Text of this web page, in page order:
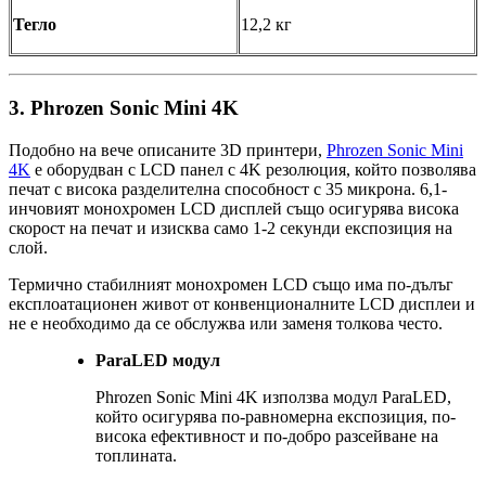
Тегло 12,2 кг
3. Phrozen Sonic Mini 4K
Подобно на вече описаните 3D принтери, Phrozen Sonic Mini
4K е оборудван с LCD панел с 4K резолюция, който позволява
печат с висока разделителна способност с 35 микрона. 6,1-
инчовият монохромен LCD дисплей също осигурява висока
скорост на печат и изисква само 1-2 секунди експозиция на
слой.
Термично стабилният монохромен LCD също има по-дълъг
експлоатационен живот от конвенционалните LCD дисплеи и
не е необходимо да се обслужва или заменя толкова често.
ParaLED модул
Phrozen Sonic Mini 4K използва модул ParaLED,
който осигурява по-равномерна експозиция, по-
висока ефективност и по-добро разсейване на
топлината.